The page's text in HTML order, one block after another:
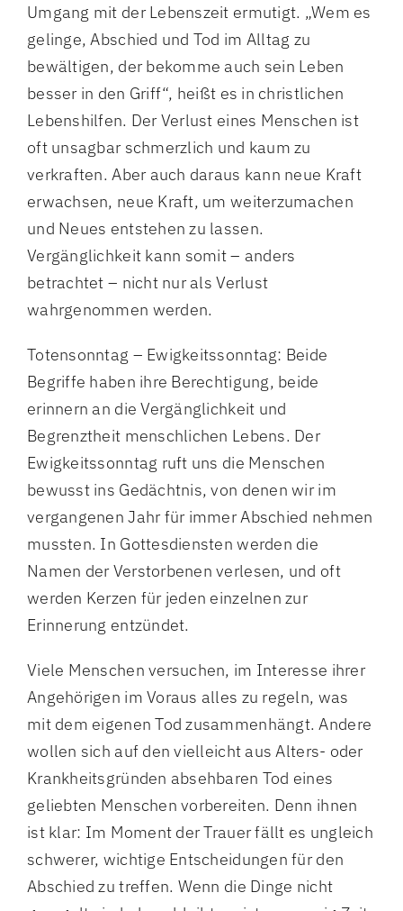
Umgang mit der Lebenszeit ermutigt. „Wem es
gelinge, Abschied und Tod im Alltag zu
bewältigen, der bekomme auch sein Leben
besser in den Griff“, heißt es in christlichen
Lebenshilfen. Der Verlust eines Menschen ist
oft unsagbar schmerzlich und kaum zu
verkraften. Aber auch daraus kann neue Kraft
erwachsen, neue Kraft, um weiterzumachen
und Neues entstehen zu lassen.
Vergänglichkeit kann somit – anders
betrachtet – nicht nur als Verlust
wahrgenommen werden.
Totensonntag – Ewigkeitssonntag: Beide
Begriffe haben ihre Berechtigung, beide
erinnern an die Vergänglichkeit und
Begrenztheit menschlichen Lebens. Der
Ewigkeitssonntag ruft uns die Menschen
bewusst ins Gedächtnis, von denen wir im
vergangenen Jahr für immer Abschied nehmen
mussten. In Gottesdiensten werden die
Namen der Verstorbenen verlesen, und oft
werden Kerzen für jeden einzelnen zur
Erinnerung entzündet.
Viele Menschen versuchen, im Interesse ihrer
Angehörigen im Voraus alles zu regeln, was
mit dem eigenen Tod zusammenhängt. Andere
wollen sich auf den vielleicht aus Alters- oder
Krankheitsgründen absehbaren Tod eines
geliebten Menschen vorbereiten. Denn ihnen
ist klar: Im Moment der Trauer fällt es ungleich
schwerer, wichtige Entscheidungen für den
Abschied zu treffen. Wenn die Dinge nicht